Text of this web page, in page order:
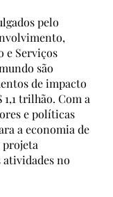
pelo
e Serviços
são
de impacto
1,1 trilhão. Com a
e políticas
a economia de
atividades no